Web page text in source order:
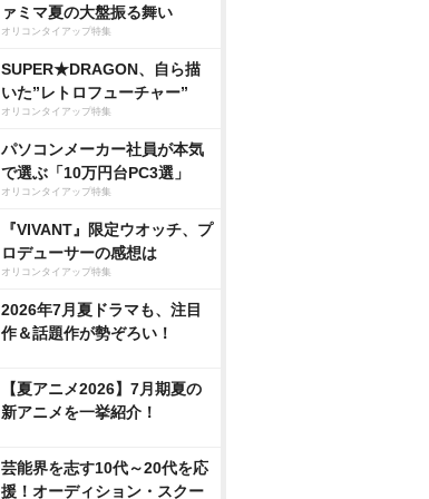
ァミマ夏の大盤振る舞い
オリコンタイアップ特集
SUPER★DRAGON、自ら描
いた”レトロフューチャー”
オリコンタイアップ特集
パソコンメーカー社員が本気
で選ぶ「10万円台PC3選」
オリコンタイアップ特集
『VIVANT』限定ウオッチ、プ
ロデューサーの感想は
オリコンタイアップ特集
2026年7月夏ドラマも、注目
作＆話題作が勢ぞろい！
【夏アニメ2026】7月期夏の
新アニメを一挙紹介！
芸能界を志す10代～20代を応
援！オーディション・スクー